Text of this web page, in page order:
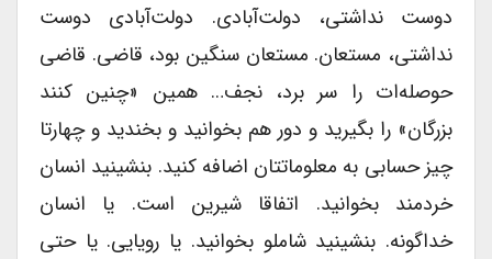
دوست نداشتی، دولت‌آبادی. دولت‌آبادی دوست
نداشتی، مستعان. مستعان سنگین بود، قاضی. قاضی
حوصله‌ات را سر برد، نجف… همین «چنین کنند
بزرگان» را بگیرید و دور هم بخوانید و بخندید و چهارتا
چیز حسابی به معلوماتتان اضافه کنید. بنشینید انسان
خردمند بخوانید. اتفاقا شیرین است. یا انسان
خداگونه. بنشینید شاملو بخوانید. یا رویایی. یا حتی